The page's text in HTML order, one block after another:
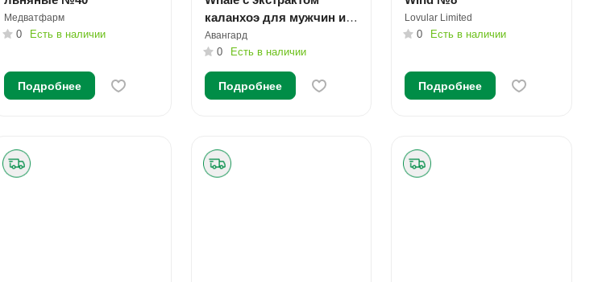
Медватфарм
0 Есть в наличии
Подробнее
каланхоэ для мужчин и
женщин №80
Авангард
0 Есть в наличии
Подробнее
Lovular Limited
0 Есть в наличии
Подробнее